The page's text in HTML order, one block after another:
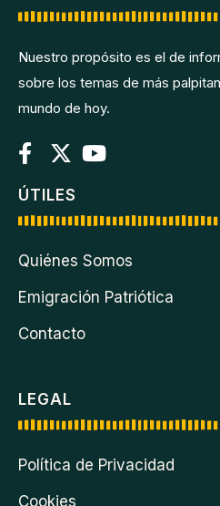
Nuestro propósito es el de
sobre los temas de más
mundo de hoy.
ÚTILES
Quiénes Somos
Emigración Patriótica
Contacto
LEGAL
Política de Privacidad
Cookies